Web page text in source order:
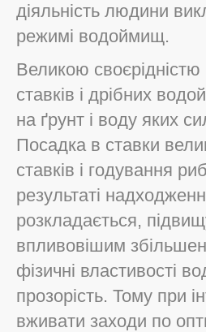
діяльність людини
режимі водоймищ.
Великою своєрідністю
ставків і дрібних
на ґрунт і воду яких
Посадка в ставки
ставків і годування
результаті
розкладається,
впливовішим
фізичні властивості
прозорість. Тому при
вживати заходи по